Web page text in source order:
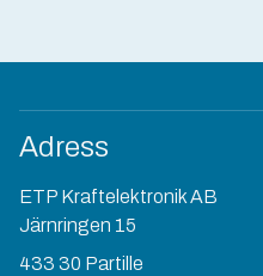
Adress
ETP Kraftelektronik AB
Järnringen 15
433 30 Partille